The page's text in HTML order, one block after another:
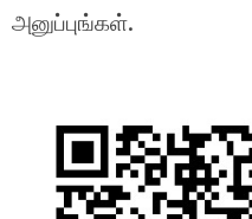
அனுப்புங்கள்.